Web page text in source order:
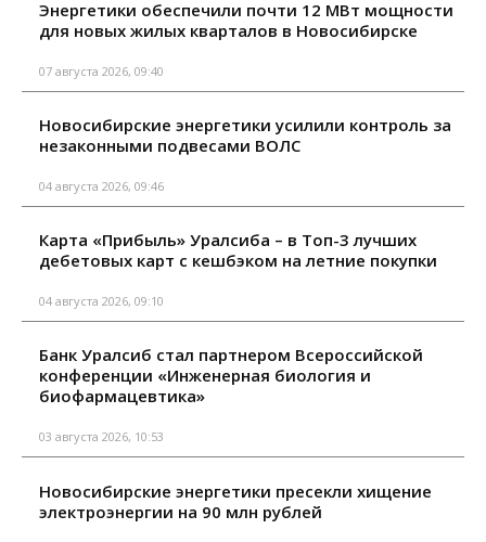
Энергетики обеспечили почти 12 МВт мощности
для новых жилых кварталов в Новосибирске
07 августа 2026, 09:40
Новосибирские энергетики усилили контроль за
незаконными подвесами ВОЛС
04 августа 2026, 09:46
Карта «Прибыль» Уралсиба – в Топ-3 лучших
дебетовых карт с кешбэком на летние покупки
04 августа 2026, 09:10
Банк Уралсиб стал партнером Всероссийской
конференции «Инженерная биология и
биофармацевтика»
03 августа 2026, 10:53
Новосибирские энергетики пресекли хищение
электроэнергии на 90 млн рублей